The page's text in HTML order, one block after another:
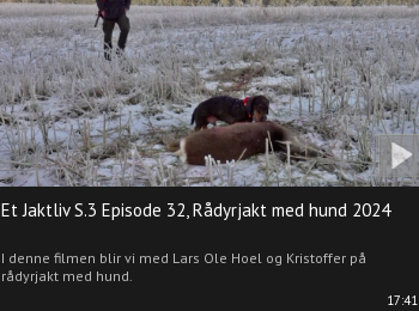
17:41
Et Jaktliv S.3 Episode 32, Rådyrjakt med hund 2024
I denne filmen blir vi med Lars Ole Hoel og Kristoffer på
rådyrjakt med hund.